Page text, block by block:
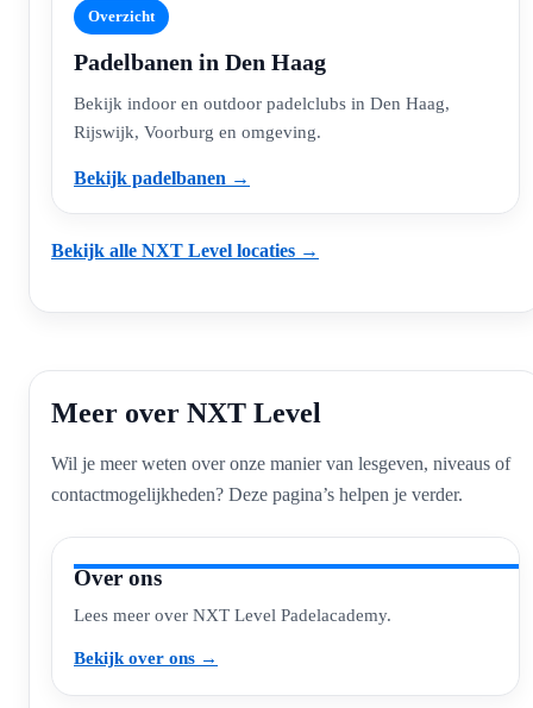
Overzicht
Padelbanen in Den Haag
Bekijk indoor en outdoor padelclubs in Den Haag,
Rijswijk, Voorburg en omgeving.
Bekijk padelbanen →
Bekijk alle NXT Level locaties →
Meer over NXT Level
Wil je meer weten over onze manier van lesgeven, niveaus of
contactmogelijkheden? Deze pagina’s helpen je verder.
Over ons
Lees meer over NXT Level Padelacademy.
Bekijk over ons →